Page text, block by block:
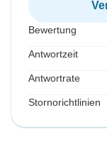
Bewertung
Antwortzeit
Antwortrate
Stornorichtlinien